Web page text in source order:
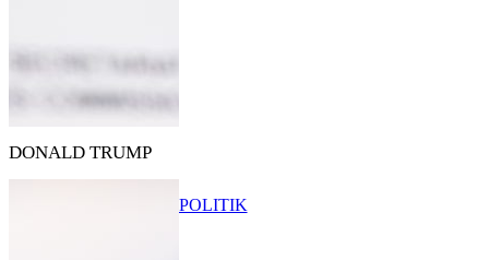
DONALD TRUMP
POLITIK